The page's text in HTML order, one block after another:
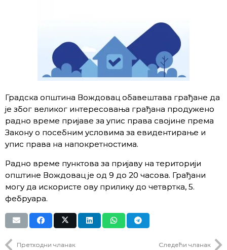
Градска општина Вождовац обавештава грађане да
је због великог интересовања грађана продужено
радно време пријаве за упис права својине према
Закону о посебним условима за евидентирање и
упис права на напокретностима.
Радно време пунктова за пријаву на територији
општине Вождовац је од 9 до 20 часова. Грађани
могу да искористе ову прилику до четвртка, 5.
фебруара.
Претходни чланак Следећи чланак